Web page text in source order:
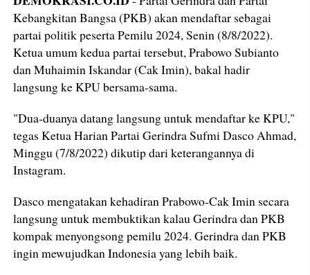
Kebangkitan Bangsa (PKB) akan mendaftar sebagai
partai politik peserta Pemilu 2024, Senin (8/8/2022).
Ketua umum kedua partai tersebut, Prabowo Subianto
dan Muhaimin Iskandar (Cak Imin), bakal hadir
langsung ke KPU bersama-sama.
"Dua-duanya datang langsung untuk mendaftar ke KPU,"
tegas Ketua Harian Partai Gerindra Sufmi Dasco Ahmad,
Minggu (7/8/2022) dikutip dari keterangannya di
Instagram.
Dasco mengatakan kehadiran Prabowo-Cak Imin secara
langsung untuk membuktikan kalau Gerindra dan PKB
kompak menyongsong pemilu 2024. Gerindra dan PKB
ingin mewujudkan Indonesia yang lebih baik.